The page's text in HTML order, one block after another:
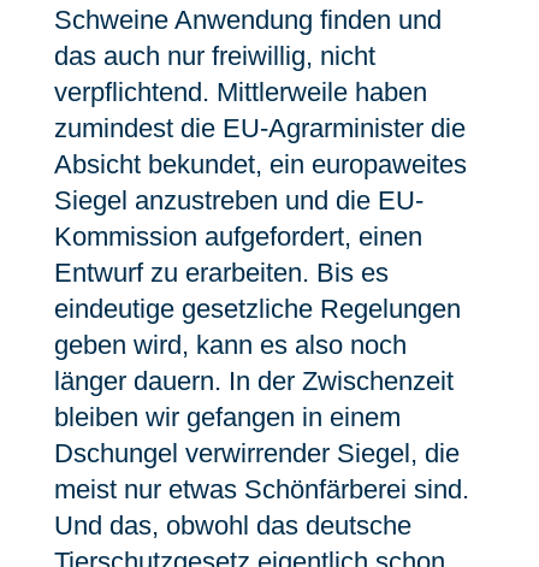
Schweine Anwendung finden und
das auch nur freiwillig, nicht
verpflichtend. Mittlerweile haben
zumindest die EU-Agrarminister die
Absicht bekundet, ein europaweites
Siegel anzustreben und die EU-
Kommission aufgefordert, einen
Entwurf zu erarbeiten. Bis es
eindeutige gesetzliche Regelungen
geben wird, kann es also noch
länger dauern. In der Zwischenzeit
bleiben wir gefangen in einem
Dschungel verwirrender Siegel, die
meist nur etwas Schönfärberei sind.
Und das, obwohl das deutsche